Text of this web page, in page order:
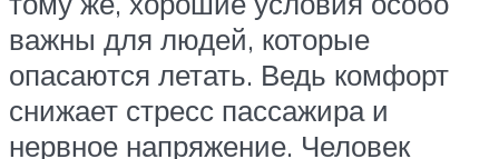
важны для людей, которые
опасаются летать. Ведь комфорт
снижает стресс пассажира и
нервное напряжение. Человек